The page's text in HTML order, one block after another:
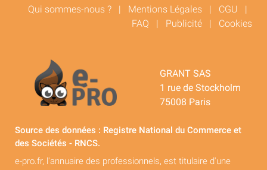
Qui sommes-nous ? | Mentions Légales | CGU |
FAQ | Publicité | Cookies
GRANT SAS
1 rue de Stockholm
75008 Paris
Source des données : Registre National du Commerce et
des Sociétés - RNCS.
e-pro.fr, l'annuaire des professionnels, est titulaire d'une